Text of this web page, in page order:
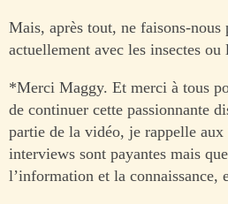
Mais, après tout, ne faisons-nous
actuellement avec les insectes ou
*Merci Maggy. Et merci à tous
de continuer cette passionnante
partie de la vidéo, je rappelle aux
interviews sont payantes mais
l’information et la connaissance,